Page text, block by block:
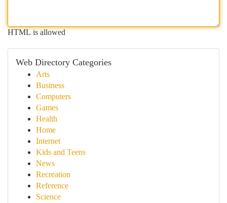
HTML is allowed
Web Directory Categories
Arts
Business
Computers
Games
Health
Home
Internet
Kids and Teens
News
Recreation
Reference
Science